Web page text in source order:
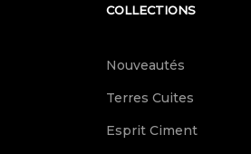
COLLECTIONS
Nouveautés
Terres Cuites
Esprit Ciment